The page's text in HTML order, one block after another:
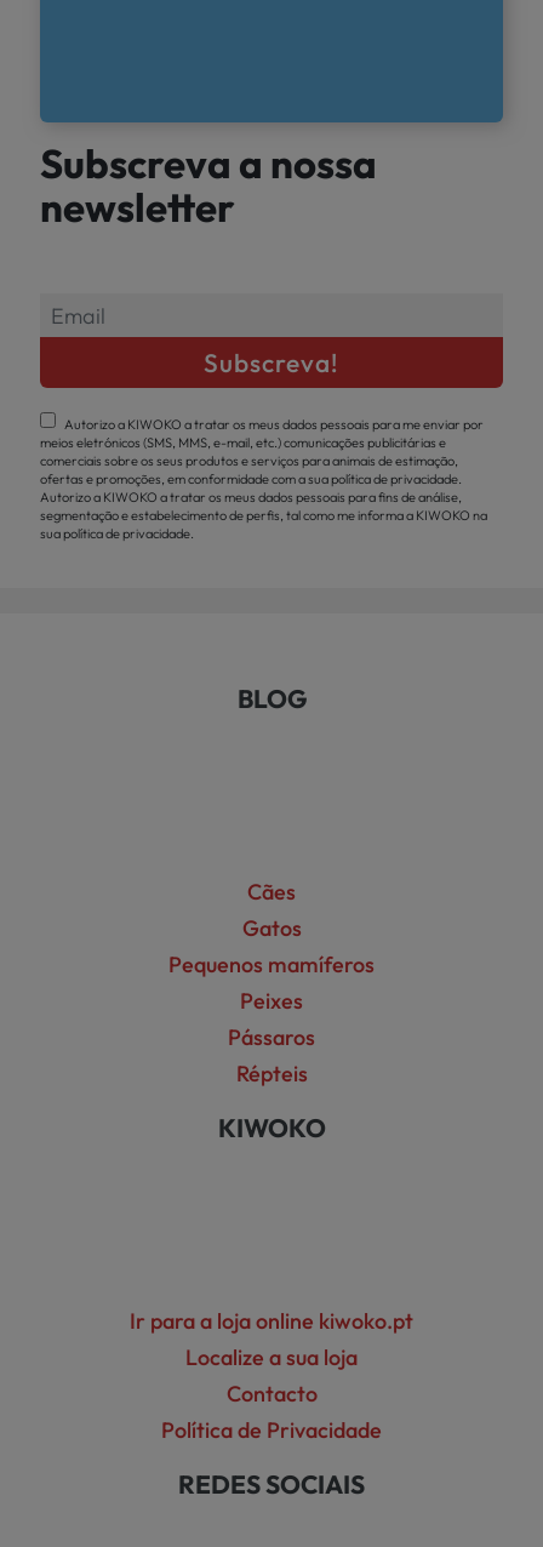
Subscreva a nossa
newsletter
Autorizo a KIWOKO a tratar os meus dados pessoais para me enviar por
meios eletrónicos (SMS, MMS, e-mail, etc.) comunicações publicitárias e
comerciais sobre os seus produtos e serviços para animais de estimação,
ofertas e promoções, em conformidade com a sua política de privacidade.
Autorizo a KIWOKO a tratar os meus dados pessoais para fins de análise,
segmentação e estabelecimento de perfis, tal como me informa a KIWOKO na
sua política de privacidade.
BLOG
Cães
Gatos
Pequenos mamíferos
Peixes
Pássaros
Répteis
KIWOKO
Ir para a loja online kiwoko.pt
Localize a sua loja
Contacto
Política de Privacidade
REDES SOCIAIS